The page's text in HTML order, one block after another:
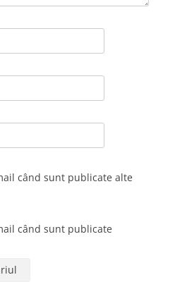
când sunt publicate alte
când sunt publicate